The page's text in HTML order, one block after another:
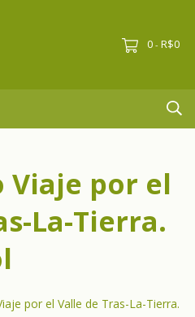
0 - R$0
Viaje por el
La-Tierra.
por el Valle de Tras-La-Tierra.